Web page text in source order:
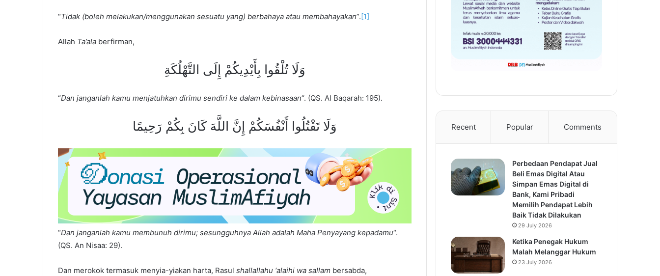
“Tidak (boleh melakukan/menggunakan sesuatu yang) berbahaya atau membahayakan”.[1]
Allah Ta’ala berfirman,
وَلَا تُلْقُوا بِأَيْدِيكُمْ إِلَى التَّهْلُكَةِ
“Dan janganlah kamu menjatuhkan dirimu sendiri ke dalam kebinasaan“. (QS. Al Baqarah: 195).
وَلَا تَقْتُلُوا أَنْفُسَكُمْ إِنَّ اللَّهَ كَانَ بِكُمْ رَحِيمًا
“Dan janganlah kamu membunuh dirimu; sesungguhnya Allah adalah Maha Penyayang kepadamu“.
(QS. An Nisaa: 29).
Dan merokok termasuk menyia-yiakan harta, Rasul shallallahu ‘alaihi wa sallam bersabda,
Recent Popular Comments
Perbedaan Pendapat Jual
Beli Emas Digital Atau
Simpan Emas Digital di
Bank, Kami Pribadi
Memilih Pendapat Lebih
Baik Tidak Dilakukan
29 July 2026
Ketika Penegak Hukum
Malah Melanggar Hukum
23 July 2026